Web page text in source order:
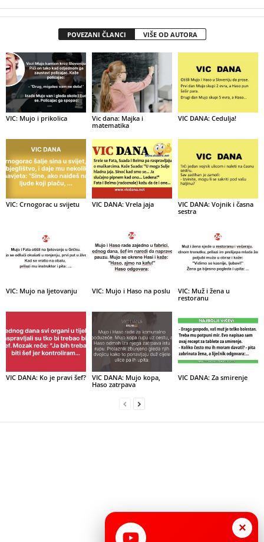
POVEZANI ČLANCI VIŠE OD AUTORA
VIC: Mujo i prikolica
Vic dana: Majka i
matematika
VIC DANA: Cedulja!
VIC: Crnogorac u svijetu VIC DANA: Vrela jaja
VIC DANA: Vojnik i časna
sestra
VIC: Mujo na ljetovanju VIC: Mujo i Haso na poslu
VIC: Muž i žena u
restoranu
VIC DANA: Ko je pravi šef?
VIC DANA: Mujo kopa,
Haso zatrpava
VIC DANA: Za smirenje
×